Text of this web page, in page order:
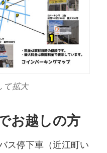
て拡大
お越しの方
ス停下車（近江町い